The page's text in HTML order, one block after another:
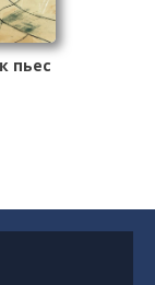
пьес